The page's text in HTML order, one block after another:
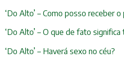
‘Do Alto’ – Como posso receber
‘Do Alto’ – O que de fato
‘Do Alto’ – Haverá sexo no céu?